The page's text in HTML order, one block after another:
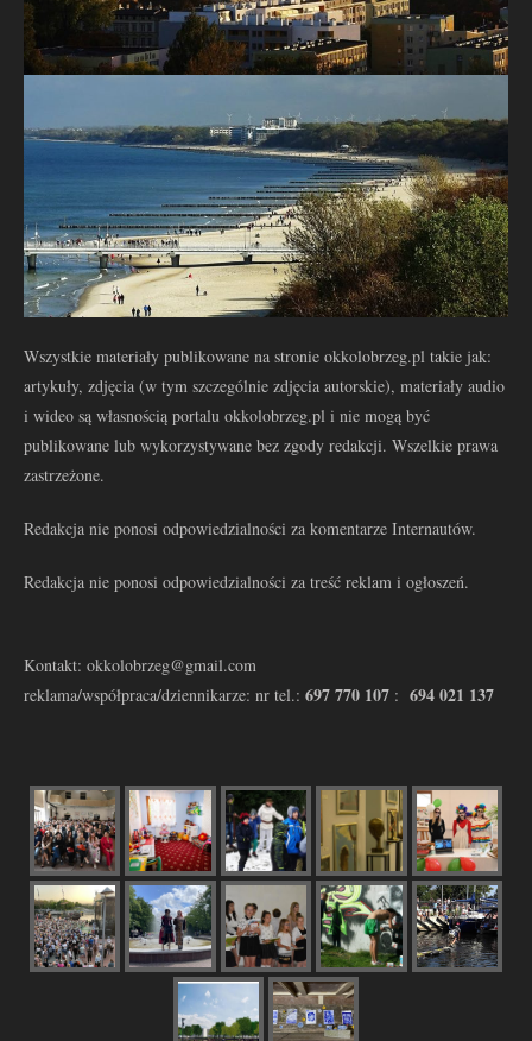
Wszystkie materiały publikowane na stronie okkolobrzeg.pl takie jak:
artykuły, zdjęcia (w tym szczególnie zdjęcia autorskie), materiały audio
i wideo są własnością portalu okkolobrzeg.pl i nie mogą być
publikowane lub wykorzystywane bez zgody redakcji. Wszelkie prawa
zastrzeżone.
Redakcja nie ponosi odpowiedzialności za komentarze Internautów.
Redakcja nie ponosi odpowiedzialności za treść reklam i ogłoszeń.
Kontakt: okkolobrzeg@gmail.com
reklama/współpraca/dziennikarze: nr tel.: 697 770 107 : 694 021 137